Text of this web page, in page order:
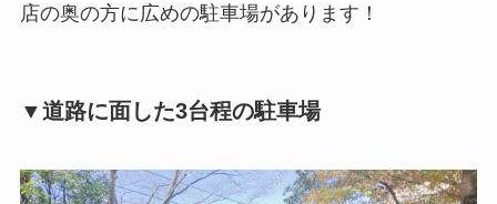
店の奥の方に広めの駐車場があります！
▼道路に面した3台程の駐車場